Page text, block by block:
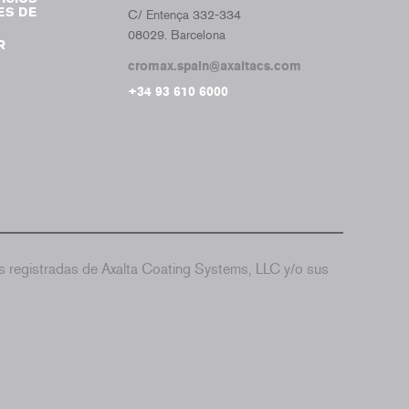
DE
C/ Entença 332-334
08029. Barcelona
cromax.spain@axaltacs.com
+34 93 610 6000
de Axalta Coating Systems, LLC y/o sus